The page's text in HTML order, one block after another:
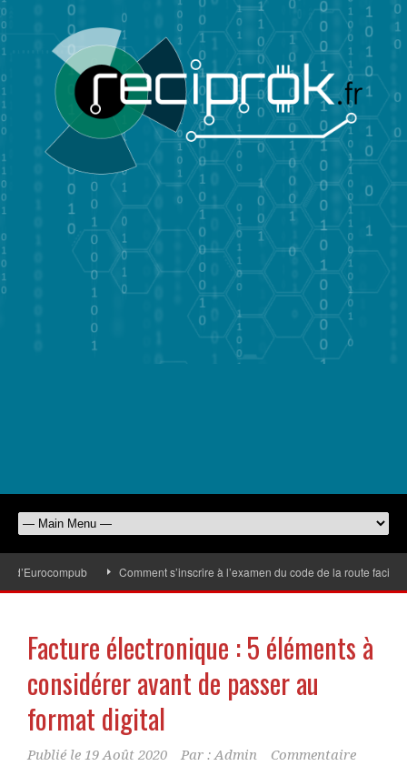
Comment s’inscrire à l’examen du code de la route
Facture électronique : 5 éléments à
considérer avant de passer au
format digital
Publié le 19 Août 2020 Par : Admin
Commentaire